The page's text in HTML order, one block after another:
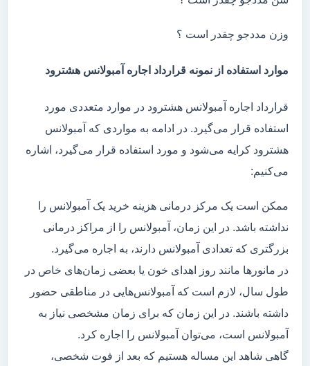
وزن مددجو چقدر است ؟
موارد استفاده از نمونه قرارداد اجاره آمبولانس هشترود
قرارداد اجاره آمبولانس هشترود در موارد متعددی مورد
استفاده قرار می‌گیرد. در ادامه به مواردی که آمبولانس
هشترود کرایه می‌شود و مورد استفاده قرار می‌گیرد، اشاره
می‌کنیم:
ممکن است یک مرکز درمانی هزینه خرید یک آمبولانس را
نداشته باشد. در این زمان، آمبولانس را از مراکز درمانی
بزرگتری که تعدادی آمبولانس دارند، به اجاره می‌گیرد.
در مانور‌ها مانند روز اهدای خون یا بعضی زمان‌های خاص در
طول سال، لازم است که آمبولانس‌هایی در مناطقی حضور
داشته باشند. در این زمان که برای زمان مشخصی نیاز به
آمبولانس است، می‌توان آمبولانس را اجاره کرد.
گاهی شاهد این مساله هستیم که بعد از فوت شخصی،